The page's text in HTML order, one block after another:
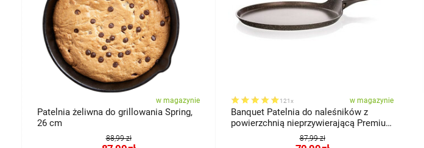
w magazynie
Patelnia żeliwna do grillowania Spring,
26 cm
88,99 zł
121x w magazynie
Banquet Patelnia do naleśników z
powierzchnią nieprzywierającą Premium
Dark Brown 24 cm87,99 zł